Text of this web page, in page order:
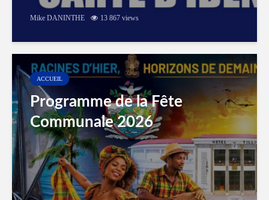
Mike DANINTHE 13 867 views
ACCUEIL
Programme de la Fête
Communale 2026